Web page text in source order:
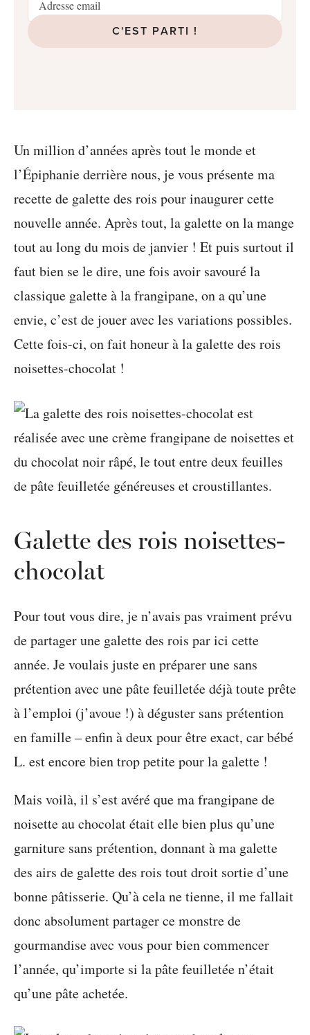
C'EST PARTI !
Un million d’années après tout le monde et
l’Épiphanie derrière nous, je vous présente ma
recette de galette des rois pour inaugurer cette
nouvelle année. Après tout, la galette on la mange
tout au long du mois de janvier ! Et puis surtout il
faut bien se le dire, une fois avoir savouré la
classique galette à la frangipane, on a qu’une
envie, c’est de jouer avec les variations possibles.
Cette fois-ci, on fait honeur à la galette des rois
noisettes-chocolat !
Galette des rois noisettes-
chocolat
Pour tout vous dire, je n’avais pas vraiment prévu
de partager une galette des rois par ici cette
année. Je voulais juste en préparer une sans
prétention avec une pâte feuilletée déjà toute prête
à l’emploi (j’avoue !) à déguster sans prétention
en famille – enfin à deux pour être exact, car bébé
L. est encore bien trop petite pour la galette !
Mais voilà, il s’est avéré que ma frangipane de
noisette au chocolat était elle bien plus qu’une
garniture sans prétention, donnant à ma galette
des airs de galette des rois tout droit sortie d’une
bonne pâtisserie. Qu’à cela ne tienne, il me fallait
donc absolument partager ce monstre de
gourmandise avec vous pour bien commencer
l’année, qu’importe si la pâte feuilletée n’était
qu’une pâte achetée.